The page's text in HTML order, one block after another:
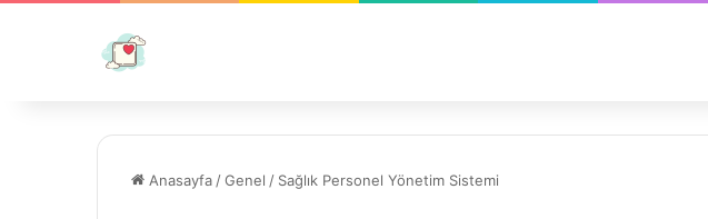
Anasayfa /Genel / Sağlık Personel Yönetim Sistemi